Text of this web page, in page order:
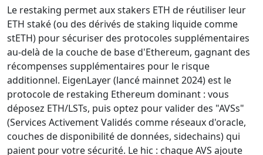
Le restaking permet aux stakers ETH de réutiliser leur
ETH staké (ou des dérivés de staking liquide comme
stETH) pour sécuriser des protocoles supplémentaires
au-delà de la couche de base d'Ethereum, gagnant des
récompenses supplémentaires pour le risque
additionnel. EigenLayer (lancé mainnet 2024) est le
protocole de restaking Ethereum dominant : vous
déposez ETH/LSTs, puis optez pour valider des "AVSs"
(Services Activement Validés comme réseaux d'oracle,
couches de disponibilité de données, sidechains) qui
paient pour votre sécurité. Le hic : chaque AVS ajoute